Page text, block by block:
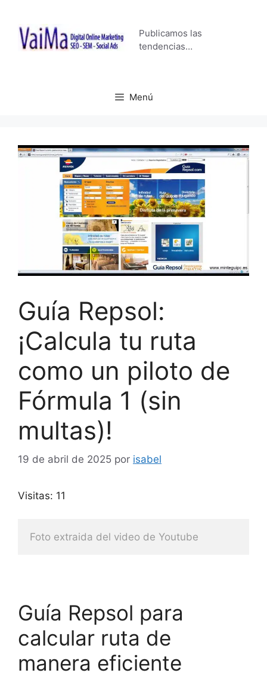
contenido
Publicamos las
tendencias…
Menú
Guía Repsol:
¡Calcula tu ruta
como un piloto de
Fórmula 1 (sin
multas)!
19 de abril de 2025 por isabel
Visitas: 11
Foto extraida del video de Youtube
Guía Repsol para
calcular ruta de
manera eficiente